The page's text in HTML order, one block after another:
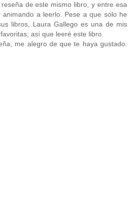
de este mismo libro, y entre esa
a leerlo. Pese a que solo he
libros, Laura Gallego es una de mis
así que leeré este libro.
me alegro de que te haya gustado.